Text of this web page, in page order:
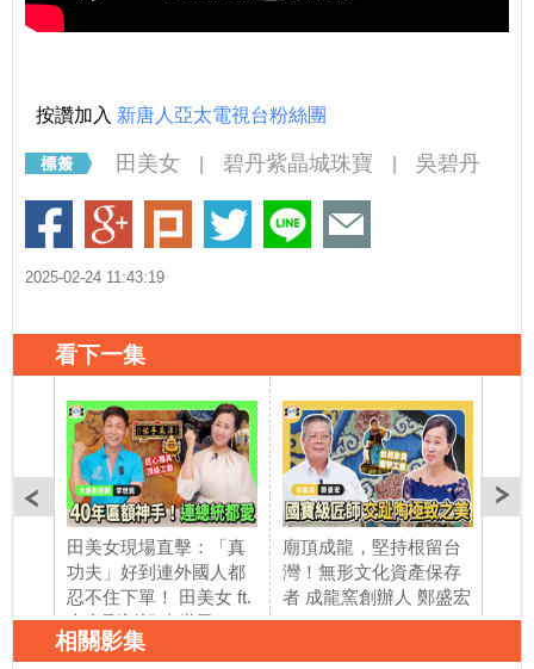
按讚加入 新唐人亞太電視台粉絲團
田美女 碧丹紫晶城珠寶 吳碧丹
2025-02-24 11:43:19
看下一集
田美女現場直擊：「真
功夫」好到連外國人都
忍不住下單！ 田美女 ft.
大唐彫刻部 李世民
廟頂成龍，堅持根留台
灣！無形文化資產保存
者 成龍窯創辦人 鄭盛宏
靠
相關影集